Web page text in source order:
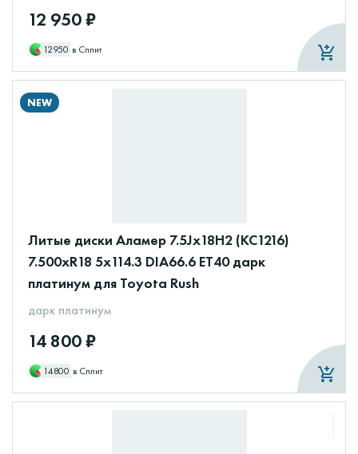
12 950 ₽
12950 в Сплит
NEW
Литые диски Аламер 7.5Jx18H2 (КС1216)
7.500xR18 5x114.3 DIA66.6 ET40 дарк
платинум для Toyota Rush
дарк платинум
14 800 ₽
14800 в Сплит